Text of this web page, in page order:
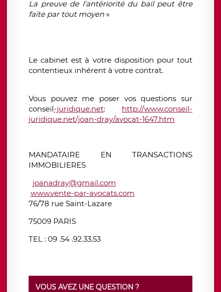
La preuve de l'antériorité du bail peut être
faite par tout moyen »
Le cabinet est à votre disposition pour tout
contentieux inhérent à votre contrat.
Vous pouvez me poser vos questions sur
conseil-juridique.net: http://www.conseil-
juridique.net/joan-dray/avocat-1647.htm
MANDATAIRE EN TRANSACTIONS
IMMOBILIERES
joanadray@gmail.com
www.vente-par-avocats.com
76/78 rue Saint-Lazare
75009 PARIS
TEL : 09 .54 .92.33.53
VOUS AVEZ UNE QUESTION ?